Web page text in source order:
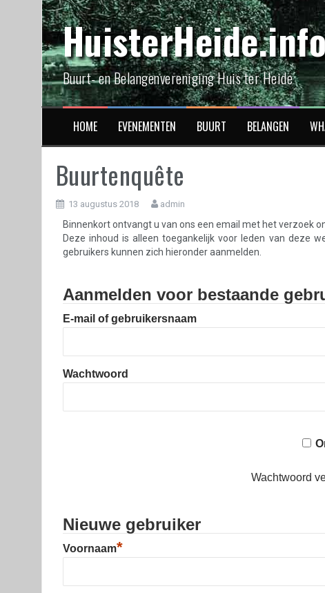
Buurt- en Belangenvereniging Huis ter Heide
HOME EVENEMENTEN BUURT BELANGEN
Buurtenquête
13 augustus 2018 admin
Binnenkort ontvangt u van ons een email met het verzoek
Deze inhoud is alleen toegankelijk voor leden van deze
gebruikers kunnen zich hieronder aanmelden.
Aanmelden voor bestaande
E-mail of gebruikersnaam
Wachtwoord
Wachtwoord
Nieuwe gebruiker
Voornaam*